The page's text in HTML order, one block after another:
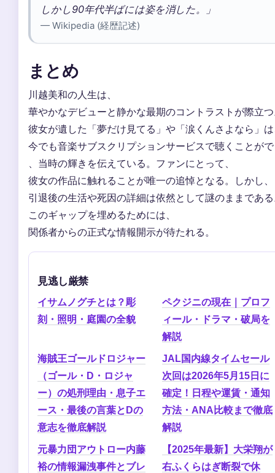
しかし90年代半ばには姿を消した。」
— Wikipedia (経歴記述)
まとめ
川越美和の人生は、
華やかなデビューと静かな最期のコントラストが際立
彼女が遺した「夢だけ見てる」や「涙くんさよなら」
今でも音楽サブスクリプションサービスで聴くことが
、当時の輝きを伝えている。ファンにとって、
彼女の作品に触れることが唯一の追悼となる。しかし、
引退後の生活や死因の詳細は依然として謎のままであ
このギャップを埋めるためには、
関係者からの正式な情報開示が待たれる。
見逃し厳禁
イサムノグチとは？彫
刻・照明・庭園の全貌
ペクジニの現在｜プロフ
ィール・ドラマ・破局を
解説
海賊王ゴールドロジャー
（ゴール・D・ロジャ
ー）の処刑理由・息子エ
ース・最後の言葉とDの
意志を徹底解説
JAL国内線タイムセール
次回は2026年5月15日に
確定！日程や運賃・通知
方法・ANA比較まで徹底
解説
元暴力団アウトロー内藤
裕の情報漏洩事件とブレ
【2025年最新】大栄翔が
右ふくらはぎ断裂で休